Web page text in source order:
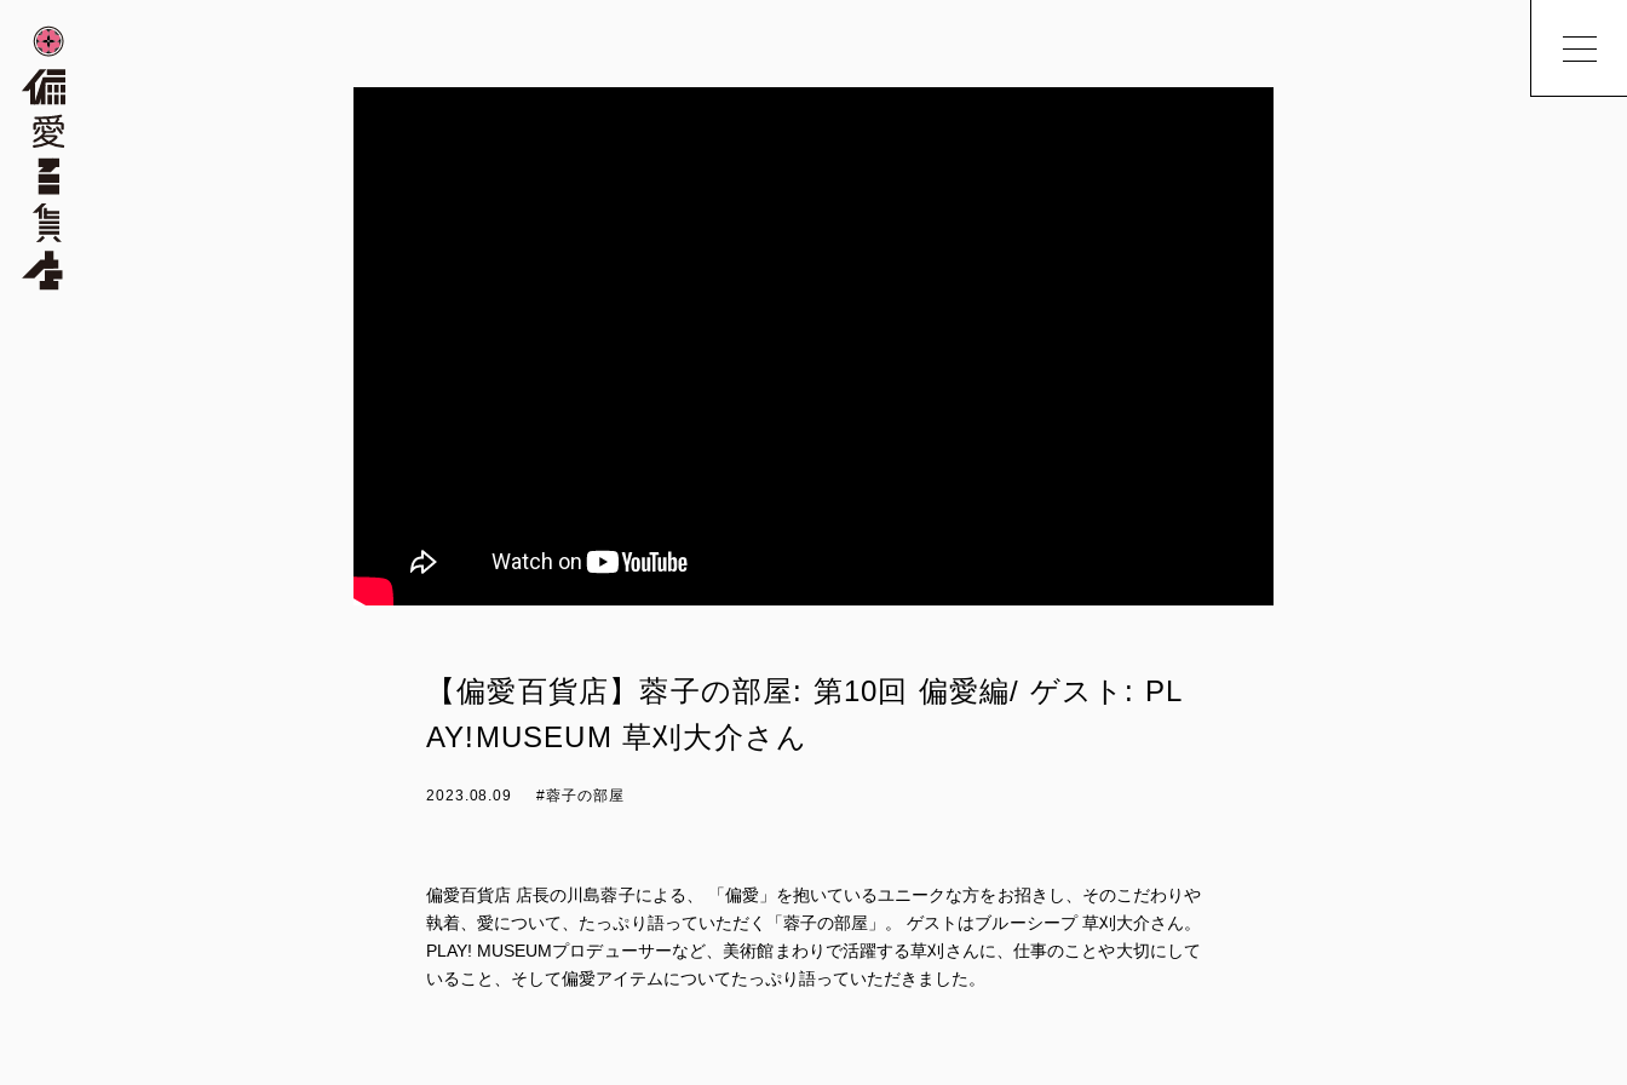
【偏愛百貨店】蓉子の部屋: 第10回 偏愛編/ ゲスト: PL
AY!MUSEUM 草刈大介さん
2023.08.09 #蓉子の部屋
偏愛百貨店 店長の川島蓉子による、 「偏愛」を抱いているユニークな方をお招きし、そのこだわりや
執着、愛について、たっぷり語っていただく「蓉子の部屋」。 ゲストはブルーシープ 草刈大介さん。
PLAY! MUSEUMプロデューサーなど、美術館まわりで活躍する草刈さんに、仕事のことや大切にして
いること、そして偏愛アイテムについてたっぷり語っていただきました。